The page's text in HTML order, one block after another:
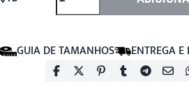
GUIA DE TAMANHOS ENTREGA